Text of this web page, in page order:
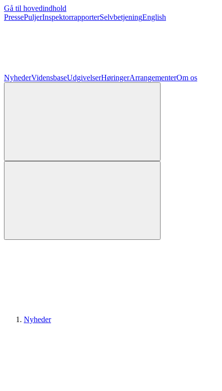
Gå til hovedindhold
PressePuljerInspektorrapporterSelvbetjeningEnglish
NyhederVidensbaseUdgivelserHøringerArrangementerOm os
Nyheder